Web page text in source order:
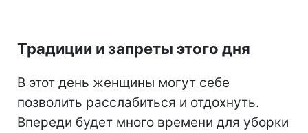
Традиции и запреты этого дня
В этот день женщины могут себе
позволить расслабиться и отдохнуть.
Впереди будет много времени для уборки